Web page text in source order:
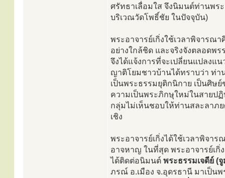
ศรัทธาเลื่อมใส จึงนิมนต์ท่านพร
บริเวณวัดโพธิ์ชัย ในปัจจุบัน)
พระอาจารย์เกิ่งใช้เวลาพิจารณ
อย่างใกล้ชิด และจริงจังตลอดพ
จึงได้แจ้งการที่จะเปลี่ยนแปลง
ญาติโยมชาวบ้านได้ทราบว่า ท่า
เป็นพระธรรมยุติกนิกาย เป็นศิษ
ความเป็นพระภิกษุใหม่ในสายป
กลุ่มไม่เห็นชอบให้ท่านสละลาภ
เชิง
พระอาจารย์เกิ่งได้ใช้เวลาพิจา
อาจหาญ ในที่สุด พระอาจารย์เ
ได้ติดต่อนิมนต์ พระธรรมเจดีย์ (
ภรณ์ อ.เมือง จ.อุดรธานี มาเป็น